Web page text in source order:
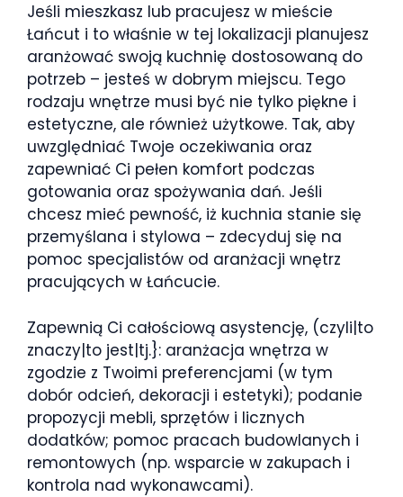
Jeśli mieszkasz lub pracujesz w mieście
Łańcut i to właśnie w tej lokalizacji planujesz
aranżować swoją kuchnię dostosowaną do
potrzeb – jesteś w dobrym miejscu. Tego
rodzaju wnętrze musi być nie tylko piękne i
estetyczne, ale również użytkowe. Tak, aby
uwzględniać Twoje oczekiwania oraz
zapewniać Ci pełen komfort podczas
gotowania oraz spożywania dań. Jeśli
chcesz mieć pewność, iż kuchnia stanie się
przemyślana i stylowa – zdecyduj się na
pomoc specjalistów od aranżacji wnętrz
pracujących w Łańcucie.
Zapewnią Ci całościową asystencję, (czyli|to
znaczy|to jest|tj.}: aranżacja wnętrza w
zgodzie z Twoimi preferencjami (w tym
dobór odcień, dekoracji i estetyki); podanie
propozycji mebli, sprzętów i licznych
dodatków; pomoc pracach budowlanych i
remontowych (np. wsparcie w zakupach i
kontrola nad wykonawcami).